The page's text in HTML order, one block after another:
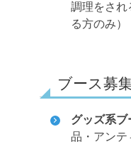
調理をされ
る方のみ）
ブース募
グッズ系ブ
品・アンテ